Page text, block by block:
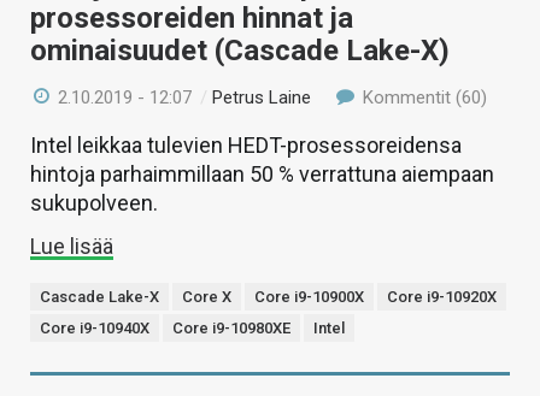
prosessoreiden hinnat ja
ominaisuudet (Cascade Lake-X)
2.10.2019 - 12:07 /Petrus Laine Kommentit (60)
Intel leikkaa tulevien HEDT-prosessoreidensa
hintoja parhaimmillaan 50 % verrattuna aiempaan
sukupolveen.
Lue lisää
Cascade Lake-X Core X Core i9-10900X
Core i9-10920X
Core i9-10940X
Core i9-10980XE Intel